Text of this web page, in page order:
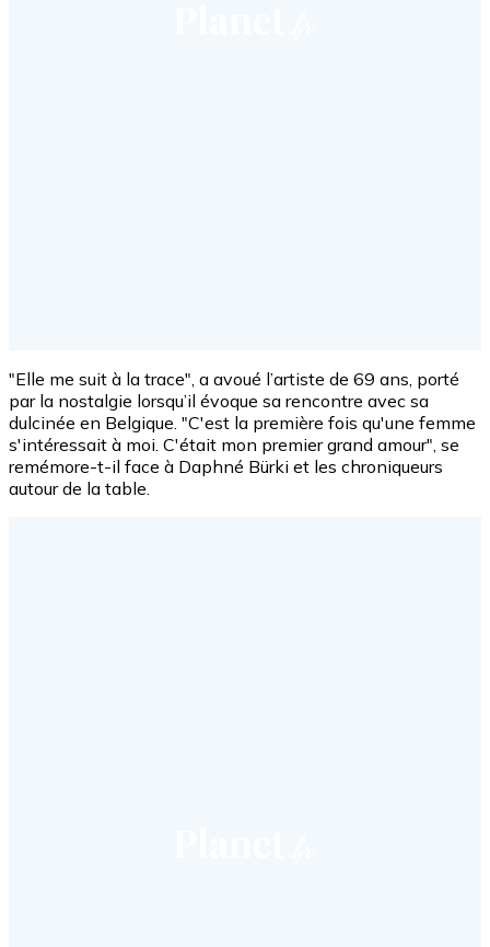
"Elle me suit à la trace", a avoué l’artiste de 69 ans, porté
par la nostalgie lorsqu’il évoque sa rencontre avec sa
dulcinée en Belgique. "C'est la première fois qu'une femme
s'intéressait à moi. C'était mon premier grand amour", se
remémore-t-il face à Daphné Bürki et les chroniqueurs
autour de la table.